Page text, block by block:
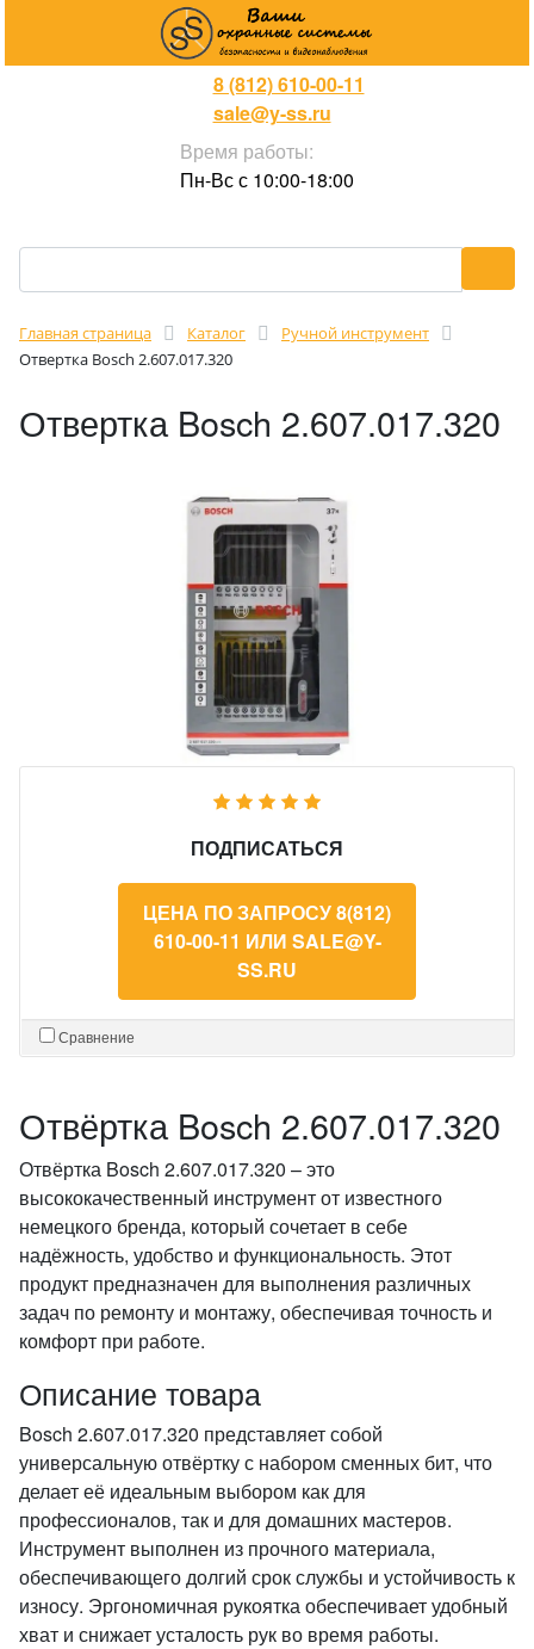
8 (812) 610-00-11
sale@y-ss.ru
Время работы:
Пн-Вс с 10:00-18:00
Главная страница Каталог
Ручной инструмент
Отвертка Bosch 2.607.017.320
Отвертка Bosch 2.607.017.320
ПОДПИСАТЬСЯ
ЦЕНА ПО ЗАПРОСУ 8(812)
610-00-11 ИЛИ SALE@Y-
SS.RU
Сравнение
Отвёртка Bosch 2.607.017.320
Отвёртка Bosch 2.607.017.320 – это
высококачественный инструмент от известного
немецкого бренда, который сочетает в себе
надёжность, удобство и функциональность. Этот
продукт предназначен для выполнения различных
задач по ремонту и монтажу, обеспечивая точность и
комфорт при работе.
Описание товара
Bosch 2.607.017.320 представляет собой
универсальную отвёртку с набором сменных бит, что
делает её идеальным выбором как для
профессионалов, так и для домашних мастеров.
Инструмент выполнен из прочного материала,
обеспечивающего долгий срок службы и устойчивость к
износу. Эргономичная рукоятка обеспечивает удобный
хват и снижает усталость рук во время работы.